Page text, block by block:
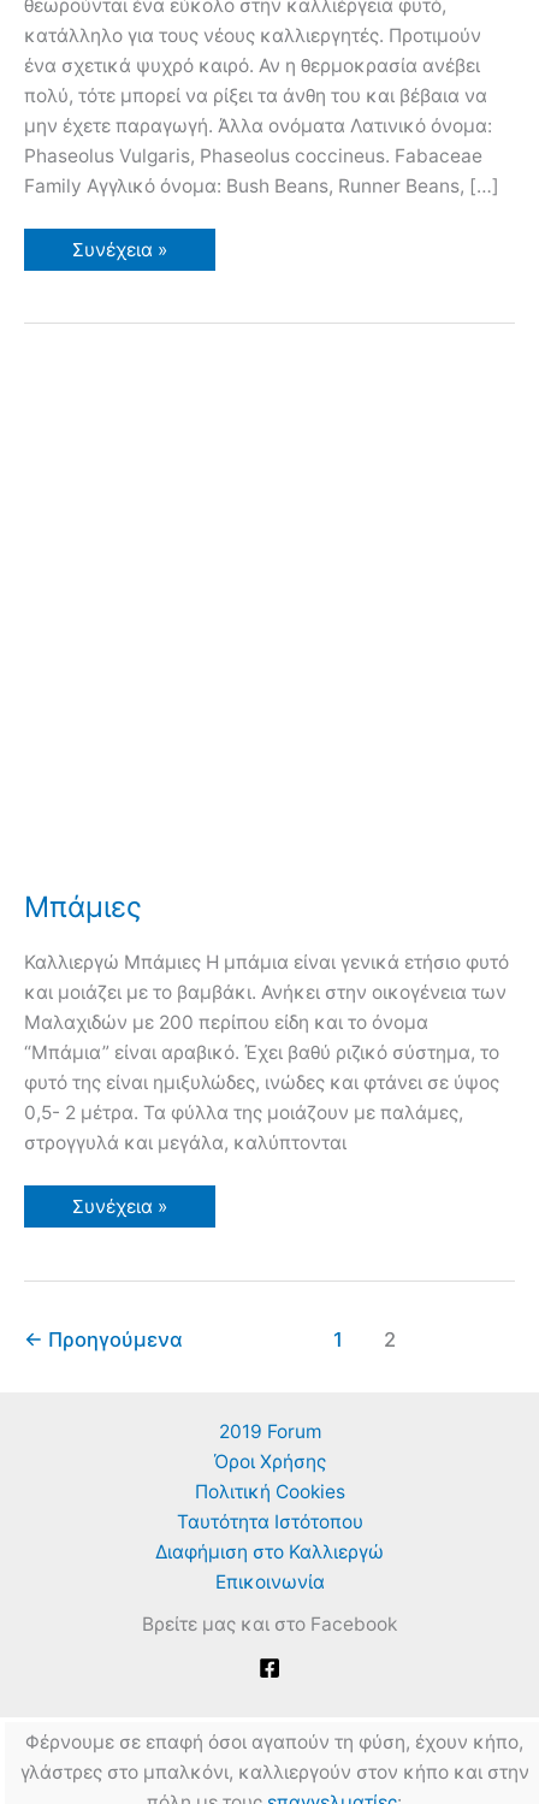
θεωρούνται ένα εύκολο στην καλλιέργεια φυτό,
κατάλληλο για τους νέους καλλιεργητές. Προτιμούν
ένα σχετικά ψυχρό καιρό. Αν η θερμοκρασία ανέβει
πολύ, τότε μπορεί να ρίξει τα άνθη του και βέβαια να
μην έχετε παραγωγή. Άλλα ονόματα Λατινικό όνομα:
Phaseolus Vulgaris, Phaseolus coccineus. Fabaceae
Family Αγγλικό όνομα: Bush Beans, Runner Beans, […]
Φασολάκια
Συνέχεια »
Μπάμιες
Καλλιεργώ Μπάμιες Η μπάμια είναι γενικά ετήσιο φυτό
και μοιάζει με το βαμβάκι. Ανήκει στην οικογένεια των
Μαλαχιδών με 200 περίπου είδη και το όνομα
“Μπάμια” είναι αραβικό. Έχει βαθύ ριζικό σύστημα, το
φυτό της είναι ημιξυλώδες, ινώδες και φτάνει σε ύψος
0,5- 2 μέτρα. Τα φύλλα της μοιάζουν με παλάμες,
στρογγυλά και μεγάλα, καλύπτονται
Μπάμιες
Συνέχεια »
← Προηγούμενα 1 2
2019 Forum
Όροι Χρήσης
Πολιτική Cookies
Ταυτότητα Ιστότοπου
Διαφήμιση στο Καλλιεργώ
Επικοινωνία
Βρείτε μας και στο Facebook
Φέρνουμε σε επαφή όσοι αγαπούν τη φύση, έχουν κήπο,
γλάστρες στο μπαλκόνι, καλλιεργούν στον κήπο και στην